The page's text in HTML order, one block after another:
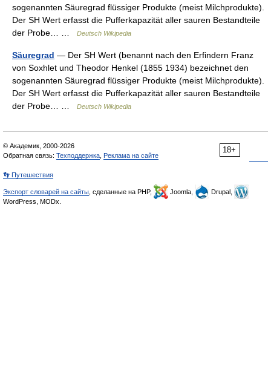
sogenannten Säuregrad flüssiger Produkte (meist Milchprodukte).
Der SH Wert erfasst die Pufferkapazität aller sauren Bestandteile
der Probe… …
Deutsch Wikipedia
Säuregrad — Der SH Wert (benannt nach den Erfindern Franz
von Soxhlet und Theodor Henkel (1855 1934) bezeichnet den
sogenannten Säuregrad flüssiger Produkte (meist Milchprodukte).
Der SH Wert erfasst die Pufferkapazität aller sauren Bestandteile
der Probe… …
Deutsch Wikipedia
18+
© Академик, 2000-2026
Обратная связь: Техподдержка Реклама на сайте
👣 Путешествия
Экспорт словарей на сайты , сделанные на PHP, Joomla,
Drupal,
WordPress, MODx.